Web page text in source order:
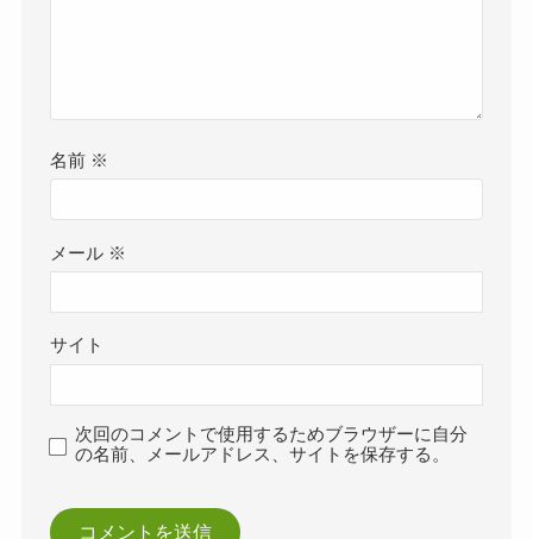
名前 ※
メール ※
サイト
次回のコメントで使用するためブラウザーに自分
の名前、メールアドレス、サイトを保存する。